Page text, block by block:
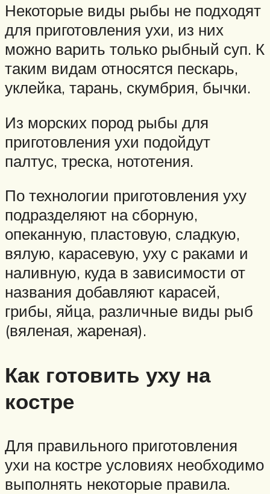
Некоторые виды рыбы не подходят
для приготовления ухи, из них
можно варить только рыбный суп. К
таким видам относятся пескарь,
уклейка, тарань, скумбрия, бычки.
Из морских пород рыбы для
приготовления ухи подойдут
палтус, треска, нототения.
По технологии приготовления уху
подразделяют на сборную,
опеканную, пластовую, сладкую,
вялую, карасевую, уху с раками и
наливную, куда в зависимости от
названия добавляют карасей,
грибы, яйца, различные виды рыб
(вяленая, жареная).
Как готовить уху на
костре
Для правильного приготовления
ухи на костре условиях необходимо
выполнять некоторые правила.